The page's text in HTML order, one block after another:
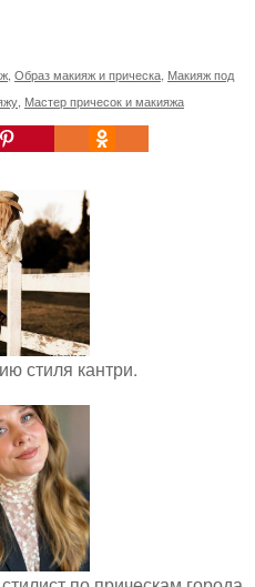
Образ макияж и прическа Макияж под
Мастер причесок и макияжа
стиля кантри.